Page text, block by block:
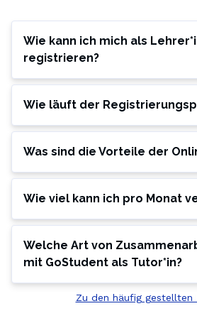
Wie kann ich mich als
registrieren?
Wie läuft der
Was sind die Vorteile der
Wie viel kann ich pro Monat
Welche Art von
mit GoStudent als Tutor*in?
Zu den häufig gestellten